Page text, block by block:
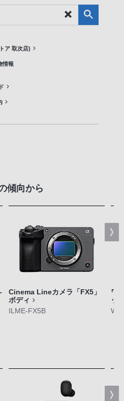
ア 取次店)
情報
傾向から
Cinema Lineカメラ「FX5」
ボディ
ILME-FX5B
ワ
ッ